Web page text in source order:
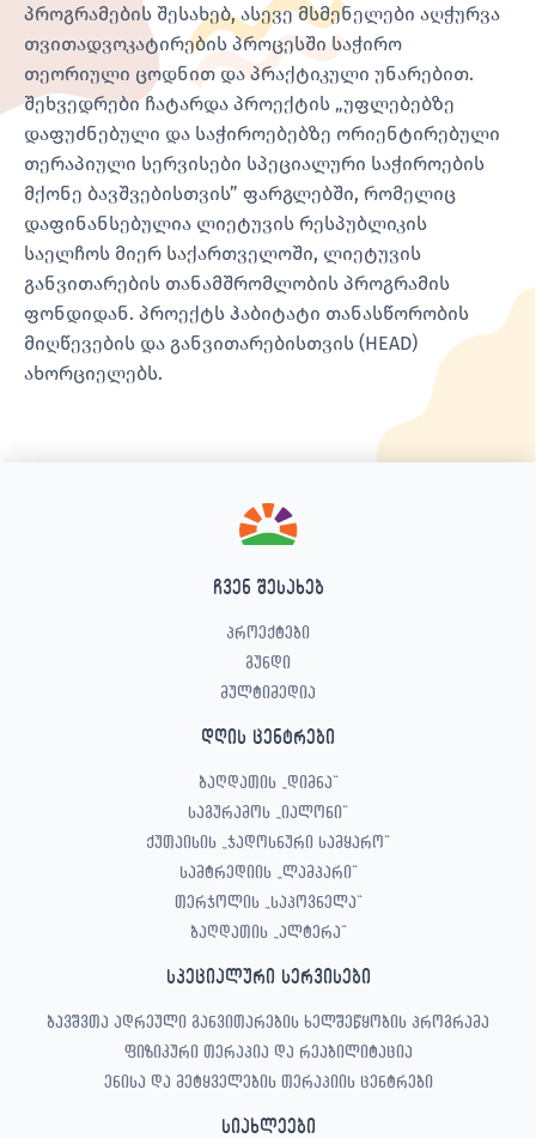
პროგრამების შესახებ, ასევე მსმენელები აღჭურვა
თვითადვოკატირების პროცესში საჭირო
თეორიული ცოდნით და პრაქტიკული უნარებით.
შეხვედრები ჩატარდა პროექტის „უფლებებზე
დაფუძნებული და საჭიროებებზე ორიენტირებული
თერაპიული სერვისები სპეციალური საჭიროების
მქონე ბავშვებისთვის” ფარგლებში, რომელიც
დაფინანსებულია ლიეტუვის რესპუბლიკის
საელჩოს მიერ საქართველოში, ლიეტუვის
განვითარების თანამშრომლობის პროგრამის
ფონდიდან. პროექტს ჰაბიტატი თანასწორობის
მიღწევების და განვითარებისთვის (HEAD)
ახორციელებს.
ჩვენ შესახებ
პროექტები
გუნდი
მულტიმედია
დღის ცენტრები
ბაღდათის „დიმნა“
საგურამოს „იალონი“
ქუთაისის „ჯადოსნური სამყარო“
სამტრედიის „ლამპარი“
თერჯოლის „საპოვნელა“
ბაღდათის „ალტერა“
სპეციალური სერვისები
ბავშვთა ადრეული განვითარების ხელშეწყობის პროგრამა
ფიზიკური თერაპია და რეაბილიტაცია
ენისა და მეტყველების თერაპიის ცენტრები
სიახლეები